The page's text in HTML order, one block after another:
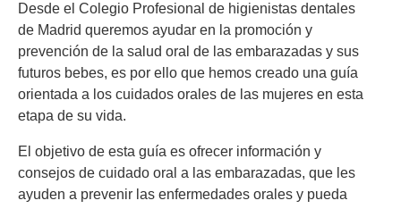
Desde el Colegio Profesional de higienistas dentales
de Madrid queremos ayudar en la promoción y
prevención de la salud oral de las embarazadas y sus
futuros bebes, es por ello que hemos creado una guía
orientada a los cuidados orales de las mujeres en esta
etapa de su vida.
El objetivo de esta guía es ofrecer información y
consejos de cuidado oral a las embarazadas, que les
ayuden a prevenir las enfermedades orales y pueda